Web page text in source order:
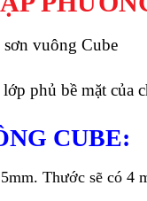
vuông Cube
phủ bề mặt của
CUBE:
Thước sẽ có 4